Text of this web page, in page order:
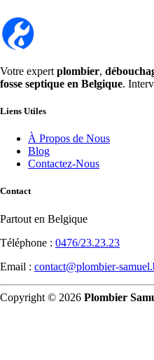
Votre expert plombier,
fosse septique en Belgique.
Liens Utiles
À Propos de Nous
Blog
Contactez-Nous
Contact
Partout en Belgique
Téléphone : 0476/23.23.23
Email : contact@plombier-
Copyright © 2026 Plombier